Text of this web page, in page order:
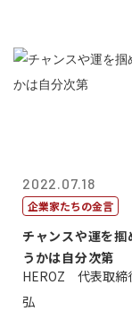
2022.07.18
企業家たちの金言
チャンスや運を掴
うかは自分次第
HEROZ 代表取
弘